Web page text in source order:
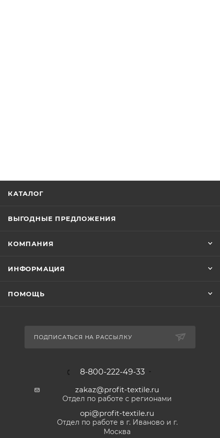
КАТАЛОГ
ВЫГОДНЫЕ ПРЕДЛОЖЕНИЯ
КОМПАНИЯ
ИНФОРМАЦИЯ
ПОМОЩЬ
ПОДПИСАТЬСЯ НА РАССЫЛКУ
8-800-222-49-33
zakaz@profit-textile.ru
Отдел по работе с регионами
opi@profit-textile.ru
Отдел по работе в г. Иваново и г.
Москва